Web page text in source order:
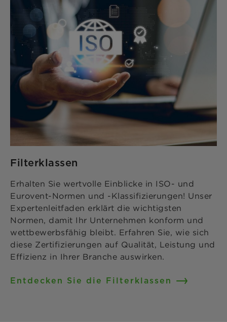
Filterklassen
Erhalten Sie wertvolle Einblicke in ISO- und
Eurovent-Normen und -Klassifizierungen! Unser
Expertenleitfaden erklärt die wichtigsten
Normen, damit Ihr Unternehmen konform und
wettbewerbsfähig bleibt. Erfahren Sie, wie sich
diese Zertifizierungen auf Qualität, Leistung und
Effizienz in Ihrer Branche auswirken.
Entdecken Sie die Filterklassen